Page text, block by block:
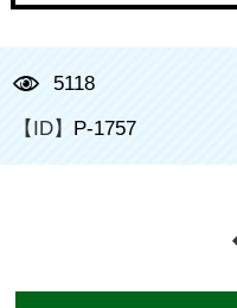
5118
【ID】 P-1757